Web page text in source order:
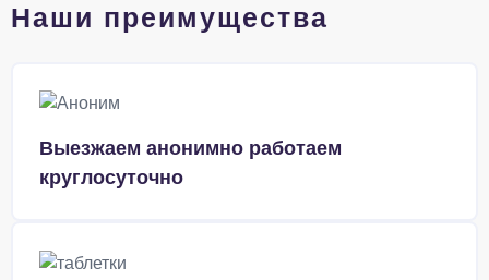
Наши преимущества
Выезжаем анонимно работаем
круглосуточно